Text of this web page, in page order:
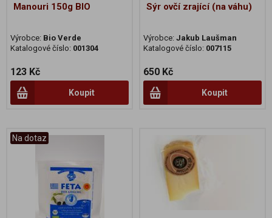
Manouri 150g BIO
Výrobce: Bio Verde
Katalogové číslo: 001304
123 Kč
Koupit
Sýr ovčí zrající (na váhu)
Výrobce: Jakub Laušman
Katalogové číslo: 007115
650 Kč
Koupit
Na dotaz